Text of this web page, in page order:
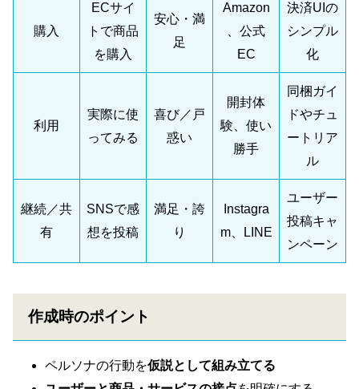
購入
ECサイ
トで商品
を購入
安心・満
足
Amazon
、公式
EC
決済UIの
シンプル
化
利用
実際に使
ってみる
喜び／戸
惑い
開封体
験、使い
勝手
同梱ガイ
ドやチュ
ートリア
ル
継続／共
有
SNSで感
想を投稿
満足・誇
り
Instagra
m、LINE
ユーザー
投稿キャ
ンペーン
作成時のポイント
ペルソナの行動を仮説として組み立てる